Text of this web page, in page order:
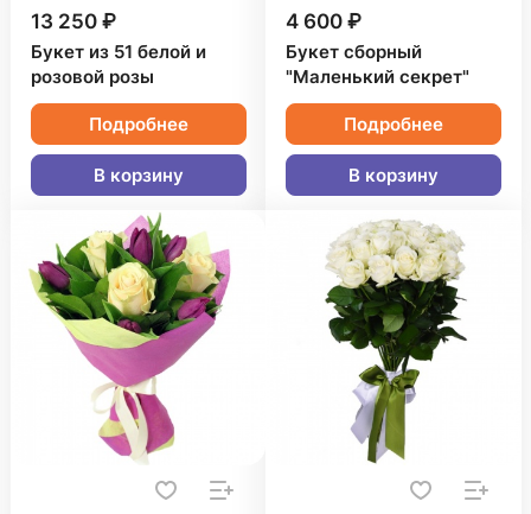
13 250 ₽
Букет из 51 белой и
розовой розы
Подробнее
В корзину
4 600 ₽
Букет сборный
"Маленький секрет"
Подробнее
В корзину